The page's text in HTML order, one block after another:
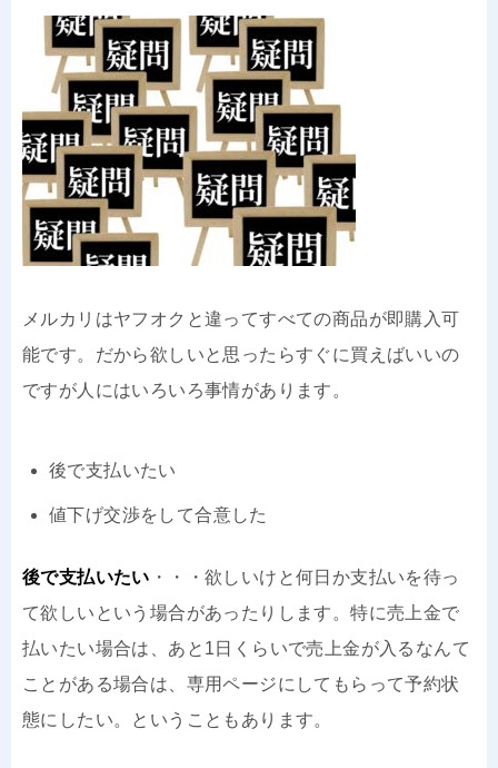
メルカリはヤフオクと違ってすべての商品が即購入可
能です。だから欲しいと思ったらすぐに買えばいいの
ですが人にはいろいろ事情があります。
後で支払いたい
値下げ交渉をして合意した
後で支払いたい ・・・欲しいけと何日か支払いを待っ
て欲しいという場合があったりします。特に売上金で
払いたい場合は、あと1日くらいで売上金が入るなんて
ことがある場合は、専用ページにしてもらって予約状
態にしたい。ということもあります。